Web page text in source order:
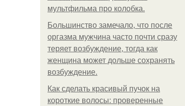
мультфильма про колобка.
Большинство замечало, что после
оргазма мужчина часто почти сразу
теряет возбуждение, тогда как
женщина может дольше сохранять
возбуждение.
Как сделать красивый пучок на
короткие волосы: проверенные